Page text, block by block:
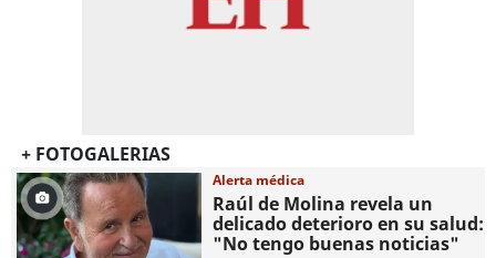
+ FOTOGALERIAS
Alerta médica
Raúl de Molina revela un
delicado deterioro en su salud:
"No tengo buenas noticias"